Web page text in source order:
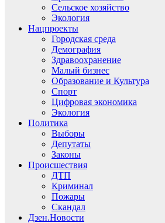
Сельское хозяйство
Экология
Нацпроекты
Городская среда
Демография
Здравоохранение
Малый бизнес
Образование и Культура
Спорт
Цифровая экономика
Экология
Политика
Выборы
Депутаты
Законы
Происшествия
ДТП
Криминал
Пожары
Скандал
Дзен.Новости